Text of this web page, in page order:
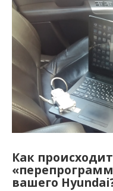
Как происходит
вашего